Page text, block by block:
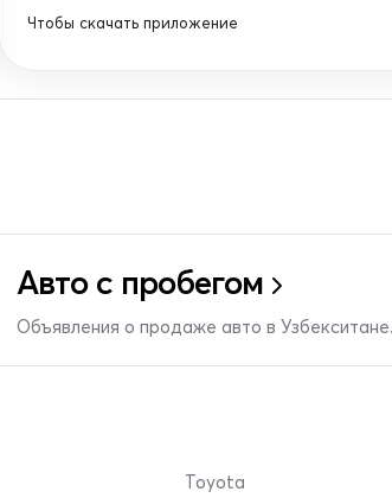
Чтобы скачать приложение
Авто с пробегом
Объявления о продаже авто в
Toyota